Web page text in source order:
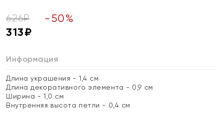
626₽ - 50%
313₽
Информация
Длина украшения - 1,4 см
Длина декоративного элемента - 0,9 см
Ширина - 1,0 см
Внутренняя высота петли - 0,4 см